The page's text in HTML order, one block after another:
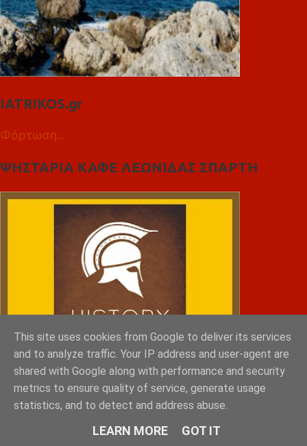
IATRIKOS.gr
Φόρτωση...
ΨΗΣΤΑΡΙΑ ΚΑΦΕ ΛΕΩΝΙΔΑΣ ΣΠΑΡΤΗ
This site uses cookies from Google to deliver its services
and to analyze traffic. Your IP address and user-agent are
shared with Google along with performance and security
metrics to ensure quality of service, generate usage
statistics, and to detect and address abuse.
LEARN MORE GOT IT